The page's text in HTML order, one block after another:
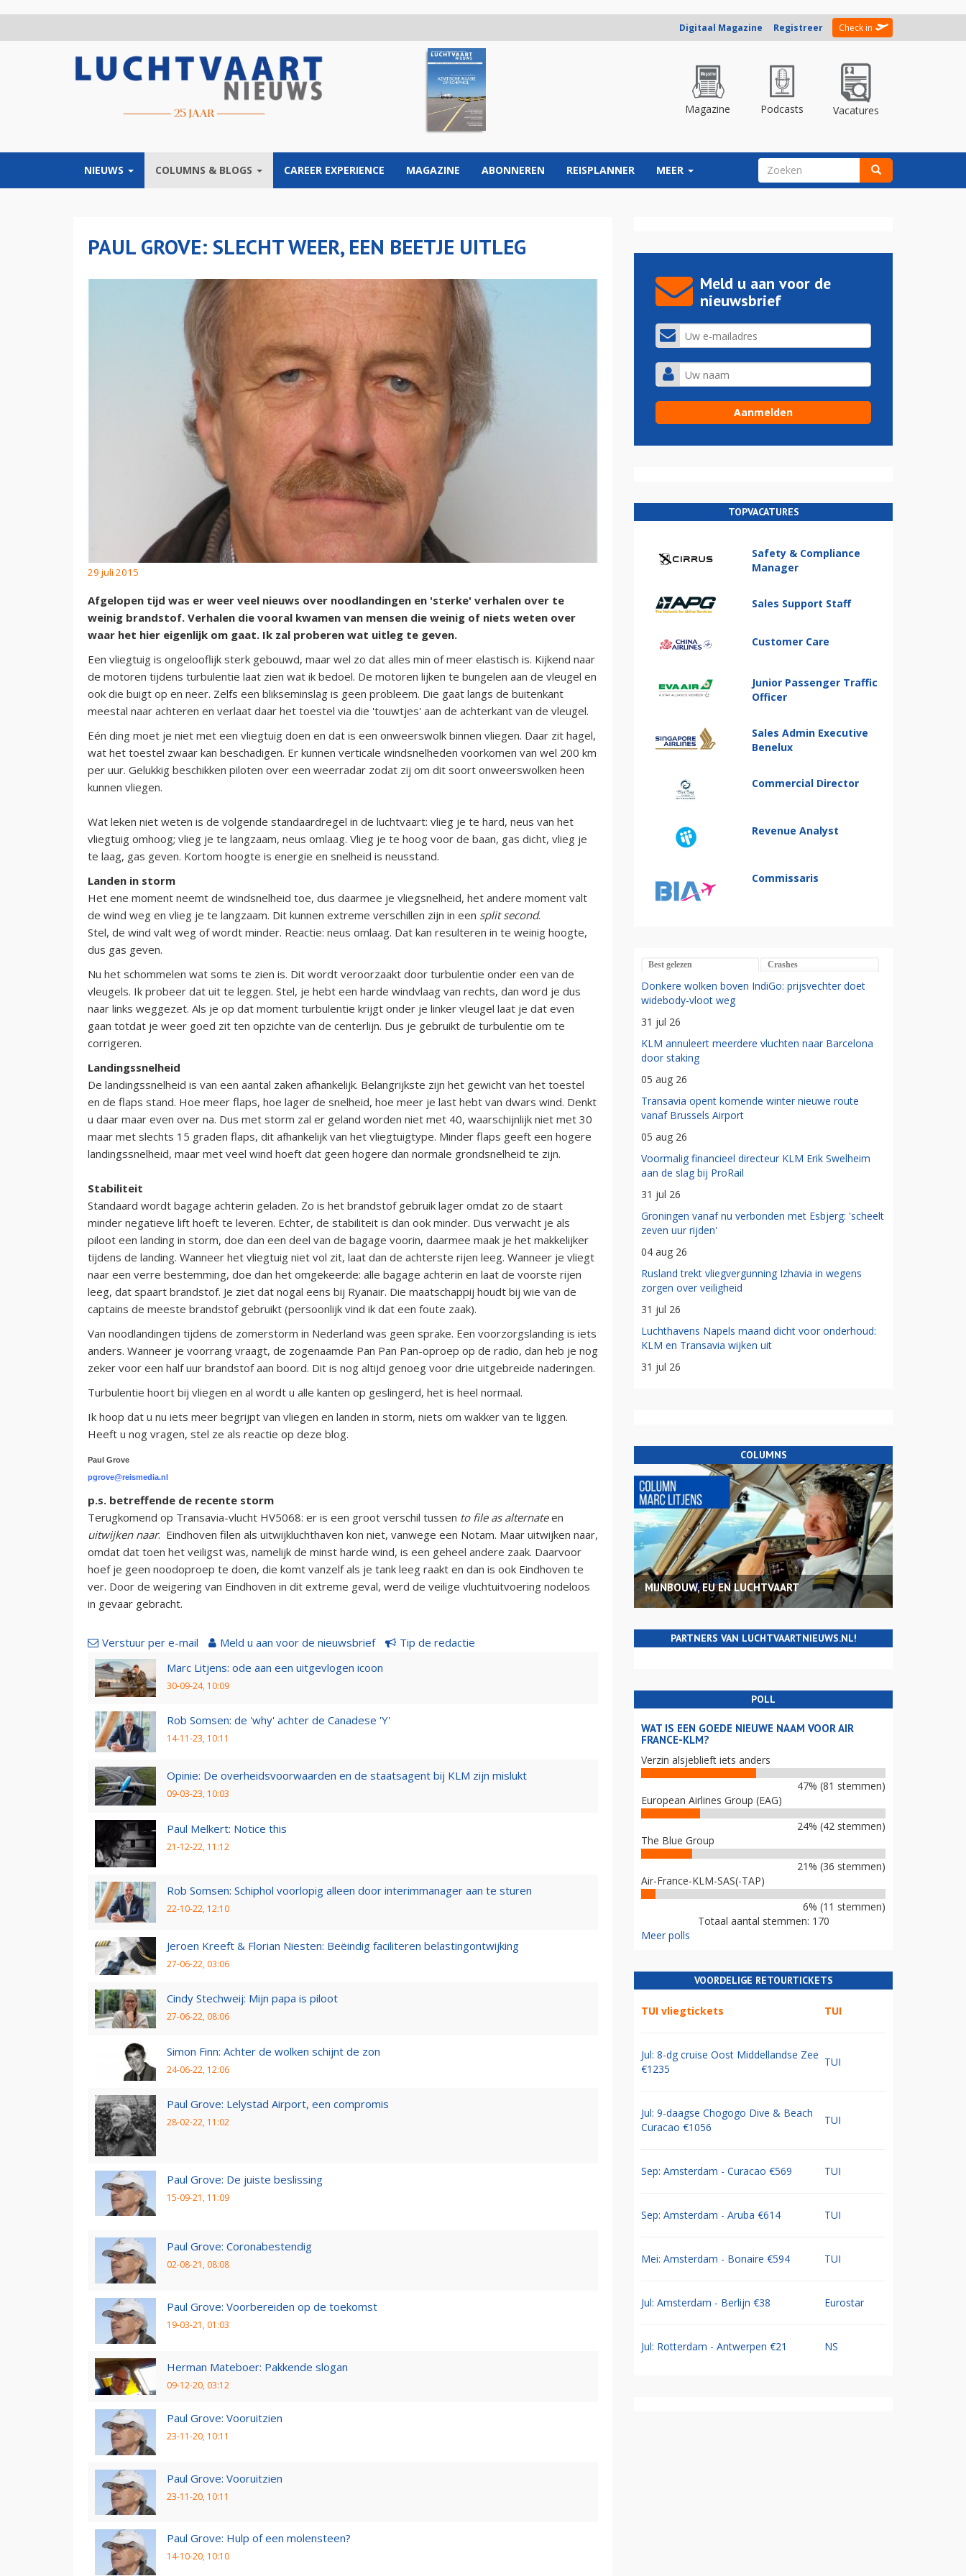
Digitaal Magazine Registreer Check in
Magazine Podcasts Vacatures
NIEUWS COLUMNS & BLOGS CAREER EXPERIENCE MAGAZINE ABONNEREN REISPLANNER MEER ZOEKVELD
PAUL GROVE: SLECHT WEER, EEN BEETJE UITLEG
29 juli 2015
Afgelopen tijd was er weer veel nieuws over noodlandingen en 'sterke' verhalen over te
weinig brandstof. Verhalen die vooral kwamen van mensen die weinig of niets weten over
waar het hier eigenlijk om gaat. Ik zal proberen wat uitleg te geven.
Een vliegtuig is ongelooflijk sterk gebouwd, maar wel zo dat alles min of meer elastisch is. Kijkend naar
de motoren tijdens turbulentie laat zien wat ik bedoel. De motoren lijken te bungelen aan de vleugel en
ook die buigt op en neer. Zelfs een blikseminslag is geen probleem. Die gaat langs de buitenkant
meestal naar achteren en verlaat daar het toestel via die 'touwtjes' aan de achterkant van de vleugel.
Eén ding moet je niet met een vliegtuig doen en dat is een onweerswolk binnen vliegen. Daar zit hagel,
wat het toestel zwaar kan beschadigen. Er kunnen verticale windsnelheden voorkomen van wel 200 km
per uur. Gelukkig beschikken piloten over een weerradar zodat zij om dit soort onweerswolken heen
kunnen vliegen.
Wat leken niet weten is de volgende standaardregel in de luchtvaart: vlieg je te hard, neus van het
vliegtuig omhoog; vlieg je te langzaam, neus omlaag. Vlieg je te hoog voor de baan, gas dicht, vlieg je
te laag, gas geven. Kortom hoogte is energie en snelheid is neusstand.
Landen in storm
Het ene moment neemt de windsnelheid toe, dus daarmee je vliegsnelheid, het andere moment valt
de wind weg en vlieg je te langzaam. Dit kunnen extreme verschillen zijn in een split second.
Stel, de wind valt weg of wordt minder. Reactie: neus omlaag. Dat kan resulteren in te weinig hoogte,
dus gas geven.
Nu het schommelen wat soms te zien is. Dit wordt veroorzaakt door turbulentie onder een van de
vleugels. Ik probeer dat uit te leggen. Stel, je hebt een harde windvlaag van rechts, dan word je dus
naar links weggezet. Als je op dat moment turbulentie krijgt onder je linker vleugel laat je dat even
gaan totdat je weer goed zit ten opzichte van de centerlijn. Dus je gebruikt de turbulentie om te
corrigeren.
Landingssnelheid
De landingssnelheid is van een aantal zaken afhankelijk. Belangrijkste zijn het gewicht van het toestel
en de flaps stand. Hoe meer flaps, hoe lager de snelheid, hoe meer je last hebt van dwars wind. Denkt
u daar maar even over na. Dus met storm zal er geland worden niet met 40, waarschijnlijk niet met 30
maar met slechts 15 graden flaps, dit afhankelijk van het vliegtuigtype. Minder flaps geeft een hogere
landingssnelheid, maar met veel wind hoeft dat geen hogere dan normale grondsnelheid te zijn.
Stabiliteit
Standaard wordt bagage achterin geladen. Zo is het brandstof gebruik lager omdat zo de staart
minder negatieve lift hoeft te leveren. Echter, de stabiliteit is dan ook minder. Dus verwacht je als
piloot een landing in storm, doe dan een deel van de bagage voorin, daarmee maak je het makkelijker
tijdens de landing. Wanneer het vliegtuig niet vol zit, laat dan de achterste rijen leeg. Wanneer je vliegt
naar een verre bestemming, doe dan het omgekeerde: alle bagage achterin en laat de voorste rijen
leeg, dat spaart brandstof. Je ziet dat nogal eens bij Ryanair. Die maatschappij houdt bij wie van de
captains de meeste brandstof gebruikt (persoonlijk vind ik dat een foute zaak).
Van noodlandingen tijdens de zomerstorm in Nederland was geen sprake. Een voorzorgslanding is iets
anders. Wanneer je voorrang vraagt, de zogenaamde Pan Pan Pan-oproep op de radio, dan heb je nog
zeker voor een half uur brandstof aan boord. Dit is nog altijd genoeg voor drie uitgebreide naderingen.
Turbulentie hoort bij vliegen en al wordt u alle kanten op geslingerd, het is heel normaal.
Ik hoop dat u nu iets meer begrijpt van vliegen en landen in storm, niets om wakker van te liggen.
Heeft u nog vragen, stel ze als reactie op deze blog.
Paul Grove
pgrove@reismedia.nl
p.s. betreffende de recente storm
Terugkomend op Transavia-vlucht HV5068: er is een groot verschil tussen to file as alternateen
uitwijken naar. Eindhoven filen als uitwijkluchthaven kon niet, vanwege een Notam. Maar uitwijken naar,
omdat dat toen het veiligst was, namelijk de minst harde wind, is een geheel andere zaak. Daarvoor
hoef je geen noodoproep te doen, die komt vanzelf als je tank leeg raakt en dan is ook Eindhoven te
ver. Door de weigering van Eindhoven in dit extreme geval, werd de veilige vluchtuitvoering nodeloos
in gevaar gebracht.
Verstuur per e-mail Meld u aan voor de nieuwsbrief
Tip de redactie
Marc Litjens: ode aan een uitgevlogen icoon
30-09-24, 10:09
Rob Somsen: de 'why' achter de Canadese 'Y'
14-11-23, 10:11
Opinie: De overheidsvoorwaarden en de staatsagent bij KLM zijn mislukt
09-03-23, 10:03
Paul Melkert: Notice this
21-12-22, 11:12
Rob Somsen: Schiphol voorlopig alleen door interimmanager aan te sturen
22-10-22, 12:10
Jeroen Kreeft & Florian Niesten: Beëindig faciliteren belastingontwijking
27-06-22, 03:06
Cindy Stechweij: Mijn papa is piloot
27-06-22, 08:06
Simon Finn: Achter de wolken schijnt de zon
24-06-22, 12:06
Paul Grove: Lelystad Airport, een compromis
28-02-22, 11:02
Paul Grove: De juiste beslissing
15-09-21, 11:09
Paul Grove: Coronabestendig
02-08-21, 08:08
Paul Grove: Voorbereiden op de toekomst
19-03-21, 01:03
Herman Mateboer: Pakkende slogan
09-12-20, 03:12
Paul Grove: Vooruitzien
23-11-20, 10:11
Paul Grove: Vooruitzien
23-11-20, 10:11
Paul Grove: Hulp of een molensteen?
14-10-20, 10:10
Meld u aan voor de
nieuwsbrief
TOPVACATURES
Safety & Compliance
Manager
Sales Support Staff
Customer Care
Junior Passenger Traffic
Officer
Sales Admin Executive
Benelux
Commercial Director
Revenue Analyst
Commissaris
Best gelezen Crashes
Donkere wolken boven IndiGo: prijsvechter doet
widebody-vloot weg
31 jul 26
KLM annuleert meerdere vluchten naar Barcelona
door staking
05 aug 26
Transavia opent komende winter nieuwe route
vanaf Brussels Airport
05 aug 26
Voormalig financieel directeur KLM Erik Swelheim
aan de slag bij ProRail
31 jul 26
Groningen vanaf nu verbonden met Esbjerg: 'scheelt
zeven uur rijden'
04 aug 26
Rusland trekt vliegvergunning Izhavia in wegens
zorgen over veiligheid
31 jul 26
Luchthavens Napels maand dicht voor onderhoud:
KLM en Transavia wijken uit
31 jul 26
COLUMNS
MIJNBOUW, EU EN LUCHTVAART
PARTNERS VAN LUCHTVAARTNIEUWS.NL!
POLL
WAT IS EEN GOEDE NIEUWE NAAM VOOR AIR
FRANCE-KLM?
Verzin alsjeblieft iets anders
47% (81 stemmen)
European Airlines Group (EAG)
24% (42 stemmen)
The Blue Group
21% (36 stemmen)
Air-France-KLM-SAS(-TAP)
6% (11 stemmen)
Totaal aantal stemmen: 170
Meer polls
VOORDELIGE RETOURTICKETS
TUI vliegtickets TUI
Jul: 8-dg cruise Oost Middellandse Zee
€1235
TUI
Jul: 9-daagse Chogogo Dive & Beach
Curacao €1056
TUI
Sep: Amsterdam - Curacao €569 TUI
Sep: Amsterdam - Aruba €614 TUI
Mei: Amsterdam - Bonaire €594 TUI
Jul: Amsterdam - Berlijn €38 Eurostar
Jul: Rotterdam - Antwerpen €21 NS